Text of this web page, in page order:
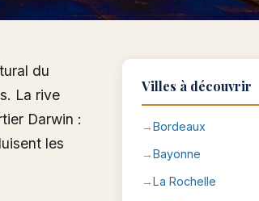
du
La rive
Darwin :
les
Villes à découvrir
Bordeaux
Bayonne
La Rochelle